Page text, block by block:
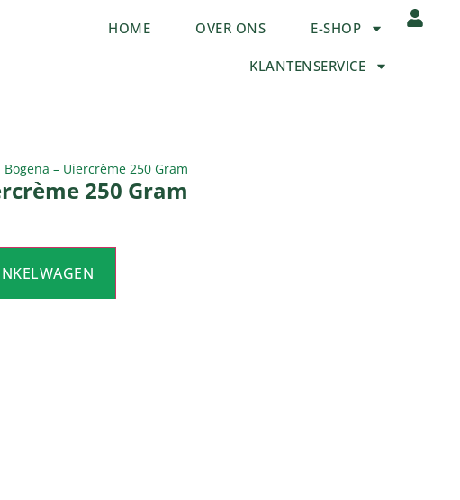
HOME OVER ONS E-SHOP
KLANTENSERVICE
Bogena – Uiercrème 250 Gram
250 Gram